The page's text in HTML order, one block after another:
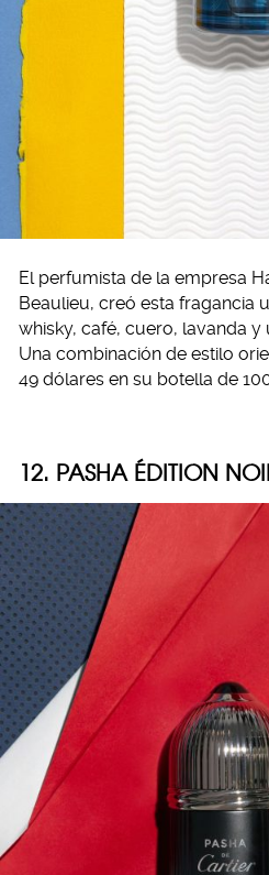
El perfumista de la empresa
Beaulieu, creó esta fragancia
whisky, café, cuero, lavanda y
Una combinación de estilo
49 dólares en su botella de
12. PASHA ÉDITION